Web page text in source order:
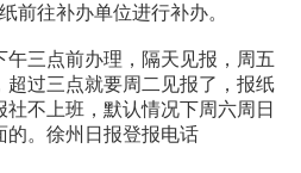
前往补办单位进行补办。
三点前办理，隔天见报，周五
过三点就要周二见报了，报纸
不上班，默认情况下周六周日
的。徐州日报登报电话